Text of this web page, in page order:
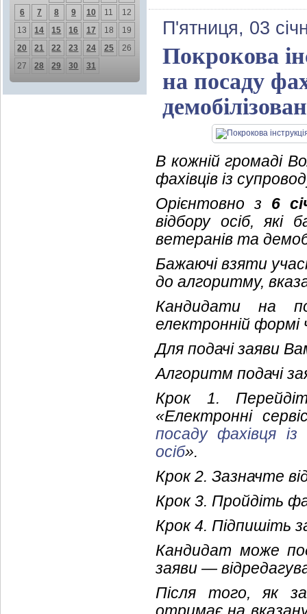
6
7 8 9 10 11
12
13
14 15 16 17 18
19
20
21 22 23 24 25
26
27
28 29 30 31
П'ятниця, 03
Покрокова
на посаду
В кожній громаді
фахівців із
Орієнтовно з 6
відбору осіб, які
ветеранів та
Бажаючі взяти
до алгоритму,
Кандидати на
електронній формі
Для подачі заяви
Алгоритм подачі
Крок 1.
«Електронні
посаду фахівця із
осіб».
Крок 2. Зазначте
Крок 3. Пройдіть
Крок 4. Підпишіть
Кандидат може
заяви —
Після того, як